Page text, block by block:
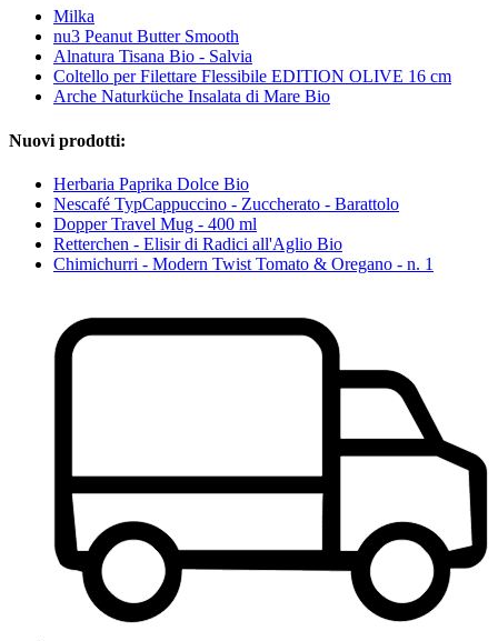
Milka
nu3 Peanut Butter Smooth
Alnatura Tisana Bio - Salvia
Coltello per Filettare Flessibile EDITION OLIVE 16 cm
Arche Naturküche Insalata di Mare Bio
Nuovi prodotti:
Herbaria Paprika Dolce Bio
Nescafé TypCappuccino - Zuccherato - Barattolo
Dopper Travel Mug - 400 ml
Retterchen - Elisir di Radici all'Aglio Bio
Chimichurri - Modern Twist Tomato & Oregano - n. 1